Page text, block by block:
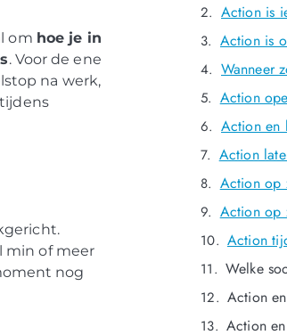
om hoe je in
. Voor de ene
na werk,
min of meer
nog
Action
Action
Action op
Action op
Action
Action